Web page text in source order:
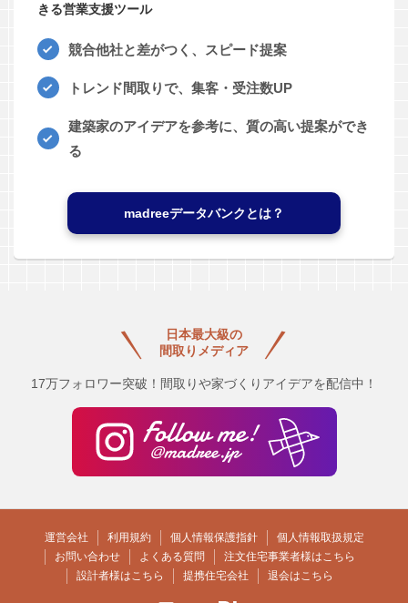
きる営業支援ツール
競合他社と差がつく、スピード提案
トレンド間取りで、集客・受注数UP
建築家のアイデアを参考に、質の高い提案ができ
る
madreeデータバンクとは？
日本最大級の
間取りメディア
17万フォロワー突破！間取りや家づくりアイデアを配信中！
運営会社 利用規約 個人情報保護指針
個人情報取扱規定
お問い合わせ
よくある質問
注文住宅事業者様はこちら
設計者様はこちら
提携住宅会社 退会はこちら